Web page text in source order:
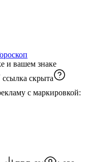
и вашем знаке
ссылка скрыта
с маркировкой: